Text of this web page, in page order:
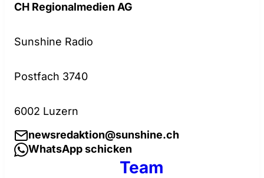
CH Regionalmedien AG
Sunshine Radio
Postfach 3740
6002 Luzern
newsredaktion@sunshine.ch
WhatsApp schicken
Team